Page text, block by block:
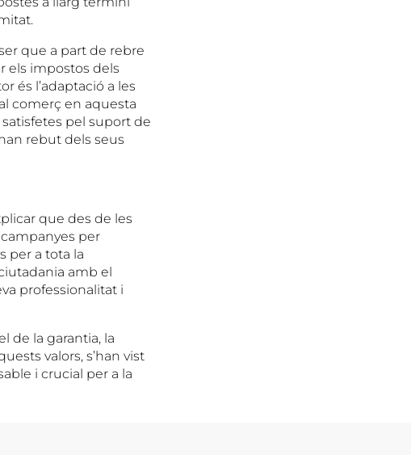
que a part de rebre
els impostos dels
és l’adaptació a les
comerç en aquesta
pel suport de
rebut dels seus
que des de les
per
per a tota la
amb el
professionalitat i
de la garantia, la
valors, s’han vist
i crucial per a la